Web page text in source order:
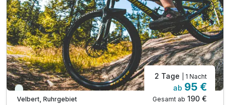
Immer verfügbar
Velbert, Ruhrgebiet
2 Tage | 1 Nacht
ab 95 €
Gesamt ab 190 €